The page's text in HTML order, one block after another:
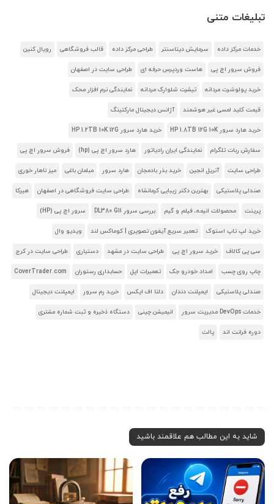
تبلیغات متنی
خدمات مرکز داده سرمایش دیتاسنتر طراحی مرکز داده قالب فروشگاهی رویال کنین
فروش سرور اچ پی هاست وردپرس حرفه ای طراحی سایت در اصفهان
خرید پولوشرت مردانه تیشرت شلوارک مردانه نمایندگی نرم افزار محک
قیمت کلید لمسی غیر هوشمند آژانس دیجیتال مارکتینگ
خرید هارد سرور HP 1.8TB 12G 10K خرید هارد سرور HP 1.2TB 10K 12G
سفارش ربات تلگرام نمایندگی ایران رادیاتور هارد سرور اچ پی (hp) فروش سرور اچ پی
طراحی سایت آنریل انجین خرید بذر بادمجان هارد سرور مبلمان باغی میز ناهار خوری
صندلی پلاستیکی بهترین دکتر زیبایی کرمانشاه طراحی سایت فروشگاهی در اصفهان هیرکا
پرینت محصولات انیمه، فیلم و گیم بررسی سرور DL380 G11 سرور اچ پی (HP)
خرید لپ تاپ استوک تعمیر سریع آیفون تصویری | کوماکس لند ویدیو وال
سی پی کالاف خرید سرور اچ پی طراحی سایت در مشهد دستیاری طراحی سایت در کرج
چاپ روی چسب امداد خودرو جک تعمیرات اپل حسابداری رستوران CoverTrader.com
صندلی پلاستیکی ایمپلنت دندان دلتا اف ایکس خرید رم سرور ایمپلنت دیجیتال
خدمات DevOps مدیریت سرور انیمیشن چینی دستگاه ذخیره و ثبت شماره مشتری
دوره فرانت اند پالت
شاید به این مطالب هم علاقمند باشید